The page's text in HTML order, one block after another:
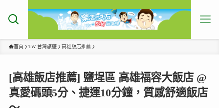
首頁 TW 台灣旅遊 高雄飯店推薦
[高雄飯店推薦] 鹽埕區 高雄福容大飯店 @
真愛碼頭5分、捷運10分鐘，質感舒適飯店